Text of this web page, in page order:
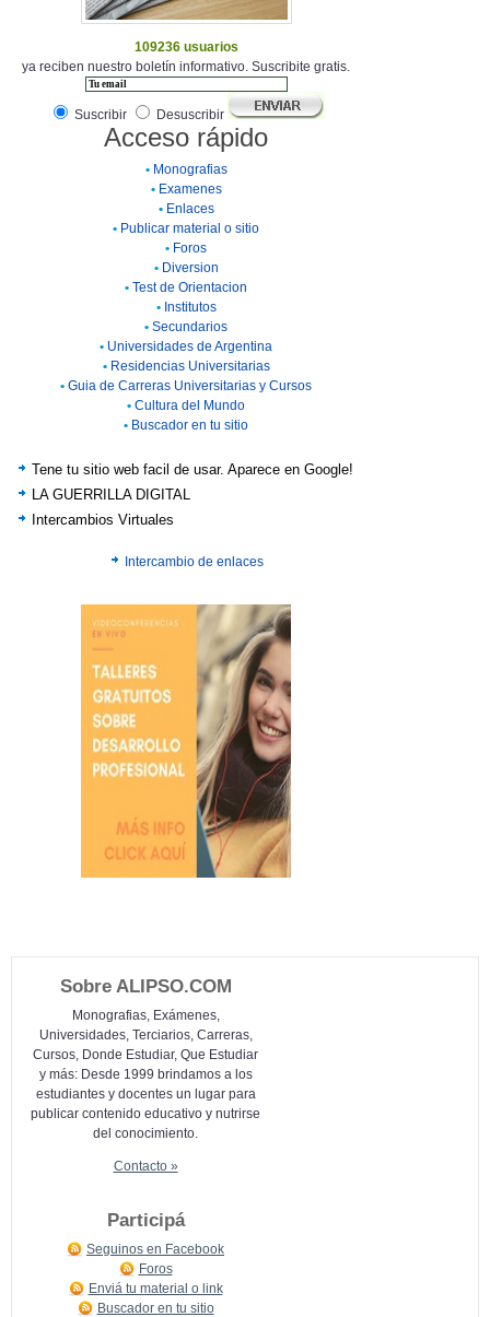
109236 usuarios
ya reciben nuestro boletín informativo. Suscribite gratis.
Suscribir Desuscribir
Acceso rápido
• Monografias
• Examenes
• Enlaces
• Publicar material o sitio
• Foros
• Diversion
• Test de Orientacion
• Institutos
• Secundarios
• Universidades de Argentina
• Residencias Universitarias
• Guia de Carreras Universitarias y Cursos
• Cultura del Mundo
• Buscador en tu sitio
Tene tu sitio web facil de usar. Aparece en Google!
LA GUERRILLA DIGITAL
Intercambios Virtuales
Intercambio de enlaces
Sobre ALIPSO.COM
Monografias, Exámenes,
Universidades, Terciarios, Carreras,
Cursos, Donde Estudiar, Que Estudiar
y más: Desde 1999 brindamos a los
estudiantes y docentes un lugar para
publicar contenido educativo y nutrirse
del conocimiento.
Contacto »
Participá
Seguinos en Facebook
Foros
Enviá tu material o link
Buscador en tu sitio